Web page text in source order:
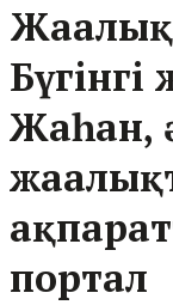
Бүгінгі
Жаһан,
портал